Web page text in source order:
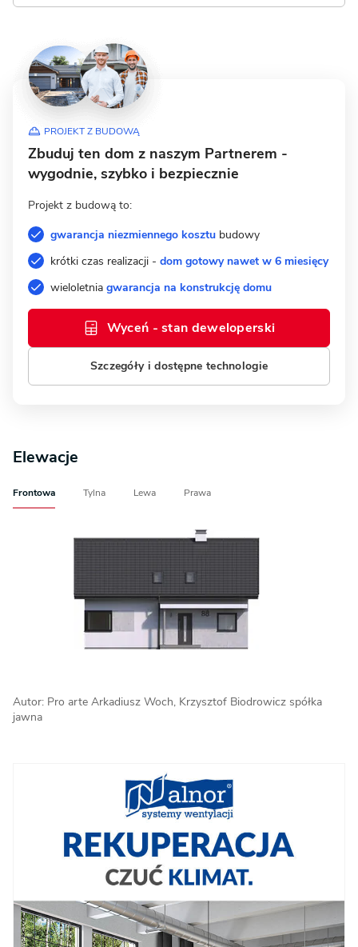
PROJEKT Z BUDOWĄ
Zbuduj ten dom z naszym Partnerem -
wygodnie, szybko i bezpiecznie
Projekt z budową to:
gwarancja niezmiennego kosztu budowy
krótki czas realizacji - dom gotowy nawet w 6 miesięcy
wieloletnia gwarancja na konstrukcję domu
Szczegóły i dostępne technologie
Wyceń - stan deweloperski
Elewacje
Frontowa Tylna Lewa Prawa
Autor: Pro arte Arkadiusz Woch, Krzysztof Biodrowicz spółka
jawna